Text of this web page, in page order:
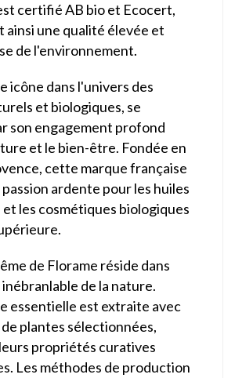
certifié AB bio et Ecocert,
ainsi une qualité élevée et
de l'environnement.
icône dans l'univers des
et biologiques, se
son engagement profond
et le bien-être. Fondée en
cette marque française
ardente pour les huiles
les cosmétiques biologiques
de Florame réside dans
de la nature.
essentielle est extraite avec
plantes sélectionnées,
propriétés curatives
Les méthodes de production